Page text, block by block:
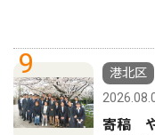
9
港北区
寄稿